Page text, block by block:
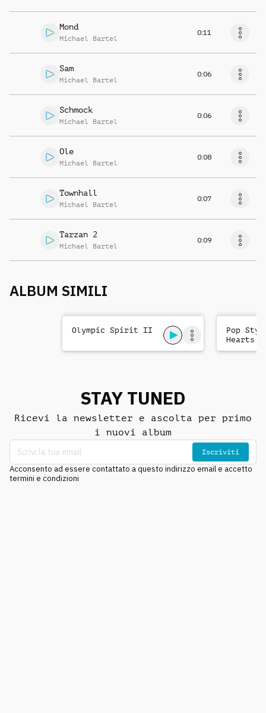
Mond
Michael Bartel
0:11
Sam
Michael Bartel
0:06
Schmock
Michael Bartel
0:06
Ole
Michael Bartel
0:08
Townhall
Michael Bartel
0:07
Tarzan 2
Michael Bartel
0:09
ALBUM SIMILI
Olympic Spirit II
Pop
Hearts
STAY TUNED
Ricevi la newsletter e ascolta per primo
i nuovi album
Iscriviti
Acconsento ad essere contattato a questo indirizzo email e accetto
termini e condizioni